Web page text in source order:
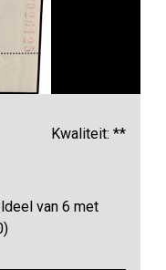
Kwaliteit: **
van 6 met